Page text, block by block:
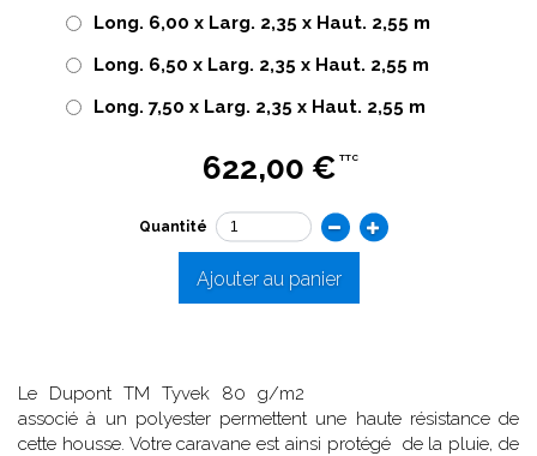
Long. 6,00 x Larg. 2,35 x Haut. 2,55 m
Long. 6,50 x Larg. 2,35 x Haut. 2,55 m
Long. 7,50 x Larg. 2,35 x Haut. 2,55 m
622,00 € TTC
Quantité
Ajouter au panier
Le Dupont TM Tyvek 80 g/m2
associé à un polyester permettent une haute résistance de
cette housse. Votre caravane est ainsi protégé de la pluie, de